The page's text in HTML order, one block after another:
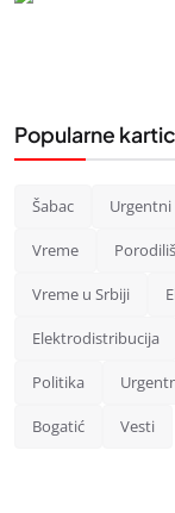
Popularne
Šabac Urgentni
Vreme
Vreme u Srbiji
Elektrodistribucija
Politika
Bogatić Vesti